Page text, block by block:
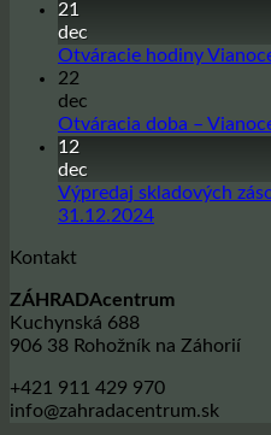
21
dec
Otváracie hodiny
22
dec
Otváracia doba –
12
dec
Výpredaj skladových
31.12.2024Žiadne
skladových
od
do
31.12.2024
Kontakt
ZÁHRADAcentrum
Kuchynská 688
906 38 Rohožník na Záhorií
+421 911 429 970
info@zahradacentrum.sk